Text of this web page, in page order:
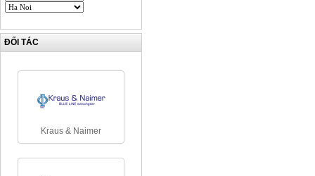
ĐỐI TÁC
Kraus & Naimer